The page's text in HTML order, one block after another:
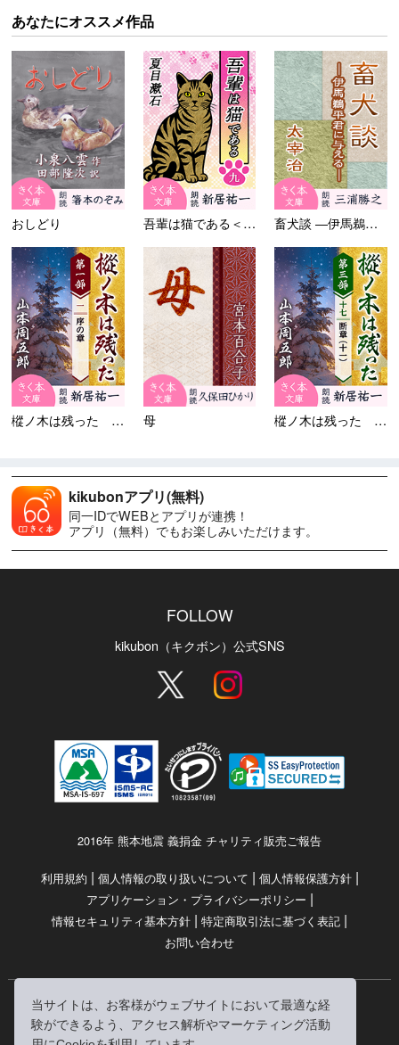
当サイトは、お客様がウェブサイトにおいて最適な経
験ができるよう、アクセス解析やマーケティング活動
あなたにオススメ作品
おしどり 吾輩は猫である＜九＞ 畜犬談 ―伊馬鵜平君に与える...
樅ノ木は残った 第一部 ＜一... 母 樅ノ木は残った 第三部 ＜十...
kikubonアプリ(無料)
同一IDでWEBとアプリが連携！
アプリ（無料）でもお楽しみいただけます。
FOLLOW
kikubon（キクボン）公式SNS
2016年 熊本地震 義捐金 チャリティ販売ご報告
利用規約 | 個人情報の取り扱いについて | 個人情報保護方針|
アプリケーション・プライバシーポリシー |
情報セキュリティ基本方針 | 特定商取引法に基づく表記 |
お問い合わせ
© RRJ Inc.
（kikubon/キクボン/きく本/きくほん/キクホン）は